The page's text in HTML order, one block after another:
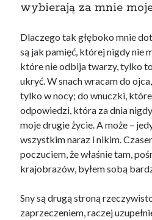
wybierają za mnie
Dlaczego tak głęboko mnie
są jak pamięć, której nigdy nie
które nie odbija twarzy, tylko
ukryć. W snach wracam do
tylko w nocy; do wnuczki,
odpowiedzi, która za dnia
moje drugie życie. A może –
wszystkim naraz i nikim.
poczuciem, że właśnie tam,
krajobrazów, byłem sobą
Sny są drugą stroną
zaprzeczeniem, raczej